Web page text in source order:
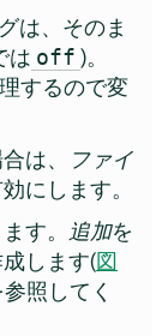
は、そのま
は off )。
するので変
は、
ファイ
にします。
す。 追加を
します(図
参照してく